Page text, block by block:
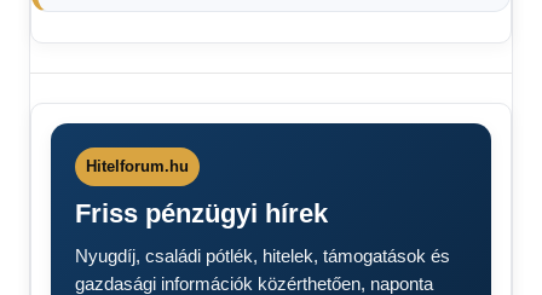
nyugdíjasoknak
Hitelforum.hu
Friss pénzügyi hírek
Nyugdíj, családi pótlék, hitelek, támogatások és
gazdasági információk közérthetően, naponta